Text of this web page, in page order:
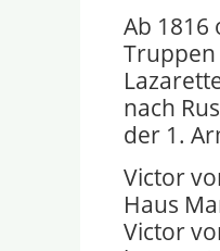
Ab 1816
nach
der 1.
Victor
Haus
Victor